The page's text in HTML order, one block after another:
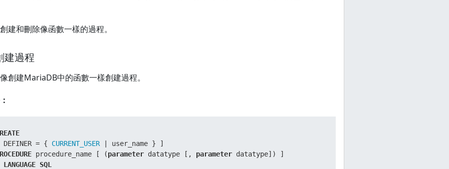
建和刪除像函數一樣的過程。
建過程
創建MariaDB中的函數一樣創建過程。
= { CURRENT_USER
procedure_name [ (parameter datatype [, parameter datatype]) ]
LANGUAGE SQL